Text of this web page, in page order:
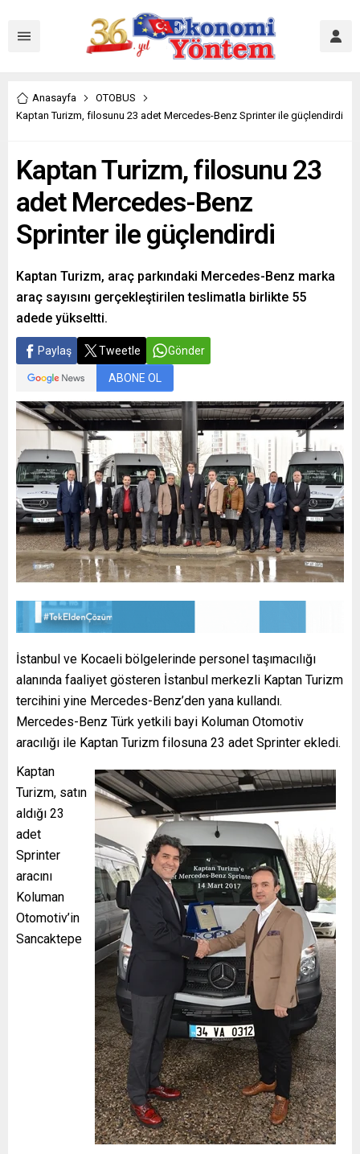
Anasayfa
OTOBUS
Kaptan Turizm, filosunu 23 adet Mercedes-Benz Sprinter ile güçlendirdi
Kaptan Turizm, filosunu 23
adet Mercedes-Benz
Sprinter ile güçlendirdi
Kaptan Turizm, araç parkındaki Mercedes-Benz marka
araç sayısını gerçekleştirilen teslimatla birlikte 55
adede yükseltti.
Paylaş Tweetle Gönder
ABONE OL
İstanbul ve Kocaeli bölgelerinde personel taşımacılığı
alanında faaliyet gösteren İstanbul merkezli Kaptan Turizm
tercihini yine Mercedes-Benz’den yana kullandı.
Mercedes-Benz Türk yetkili bayi Koluman Otomotiv
aracılığı ile Kaptan Turizm filosuna 23 adet Sprinter ekledi.
Kaptan
Turizm, satın
aldığı 23
adet
Sprinter
aracını
Koluman
Otomotiv’in
Sancaktepe